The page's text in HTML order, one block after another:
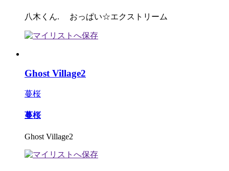
八木くん. おっぱい☆エクストリーム
Ghost Village2
蔓桜
蔓桜
Ghost Village2